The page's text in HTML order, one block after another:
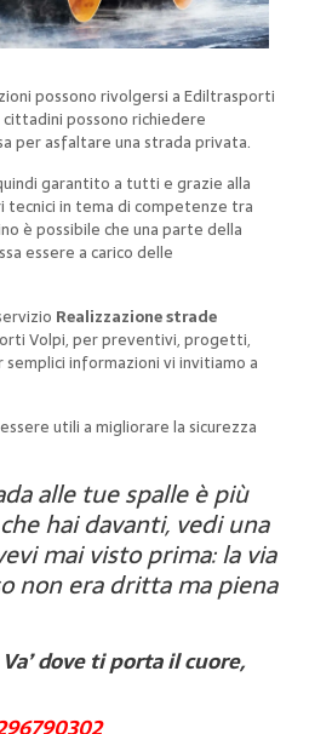
possono rivolgersi a Ediltrasporti
possono richiedere
per asfaltare una strada privata.
garantito a tutti e grazie alla
tecnici in tema di competenze tra
è possibile che una parte della
essere a carico delle
Realizzazione strade
Volpi, per preventivi, progetti,
informazioni vi invitiamo a
utili a migliorare la sicurezza
alle tue spalle è più
hai davanti, vedi una
mai visto prima: la via
non era dritta ma piena
dove ti porta il cuore,